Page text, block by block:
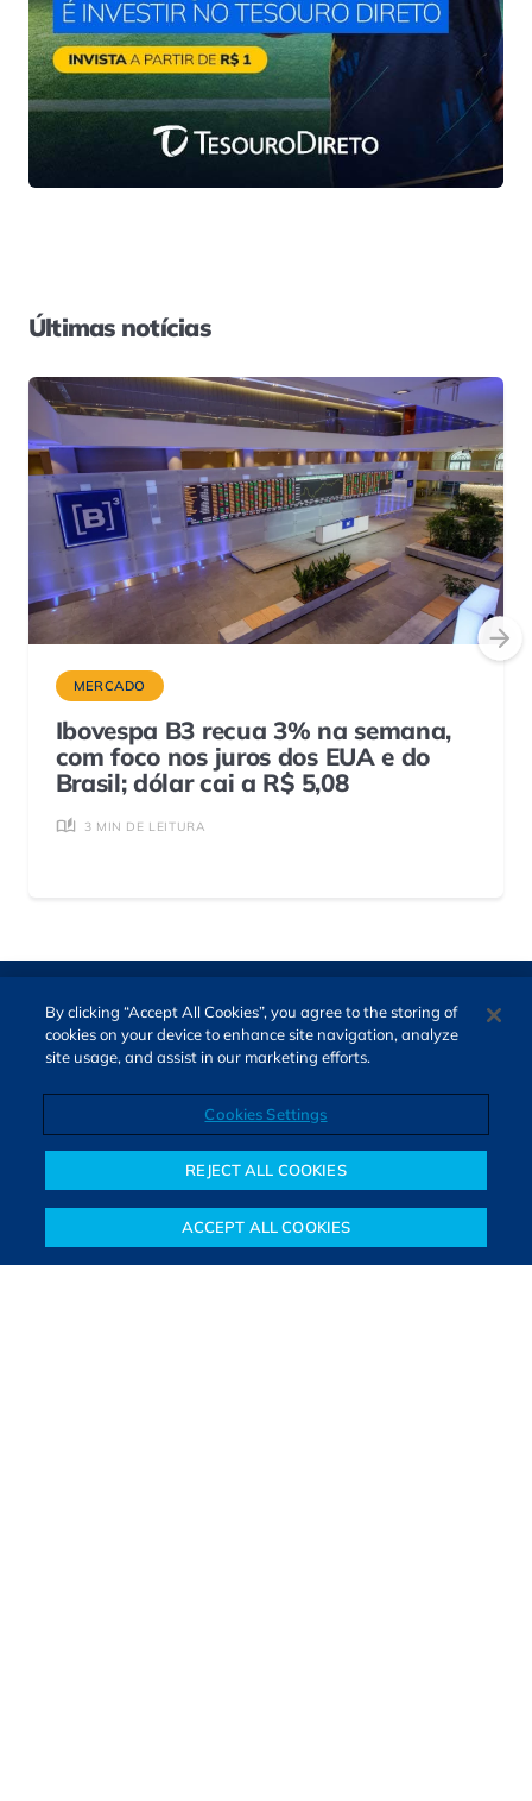
Notícias Colunistas Objetivos financeiros Investimentos Mais
Últimas notícias
MERCADO
Ibovespa B3 recua 3% na semana,
com foco nos juros dos EUA e do
Brasil; dólar cai a R$ 5,08
3 MIN DE LEITURA
O Bora Investir, site de notícias e educação financeira da B3,
oferece notícias e conteúdos especializados sobre o mercado
financeiro e diversos tipos de investimentos. Com redação
composta por especialistas, o site proporciona aprendizado
sólido e confiável, além de artigos de parceiros que ampliam
By clicking “Accept All Cookies”, you agree to the storing of
cookies on your device to enhance site navigation, analyze
site usage, and assist in our marketing efforts.
Cookies Settings
REJECT ALL COOKIES
ACCEPT ALL COOKIES